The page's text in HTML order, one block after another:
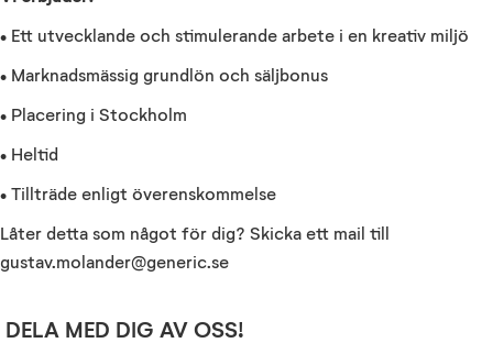
• Ett utvecklande och stimulerande arbete i en kreativ miljö
• Marknadsmässig grundlön och säljbonus
• Placering i Stockholm
• Heltid
• Tillträde enligt överenskommelse
Låter detta som något för dig? Skicka ett mail till
gustav.molander@generic.se
DELA MED DIG AV OSS!